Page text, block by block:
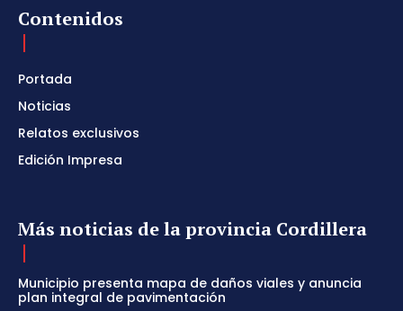
Contenidos
Portada
Noticias
Relatos exclusivos
Edición Impresa
Más noticias de la provincia Cordillera
Municipio presenta mapa de daños viales y anuncia
plan integral de pavimentación